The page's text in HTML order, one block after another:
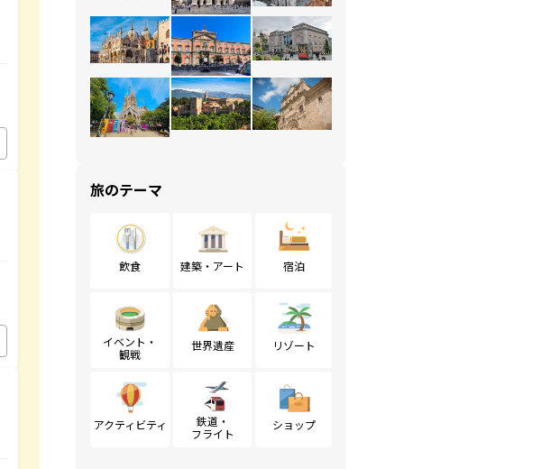
旅のテーマ
飲食 建築・アート 宿泊
イベント・
観戦
世界遺産 リゾート
アクティビティ
鉄道・
フライト
ショップ